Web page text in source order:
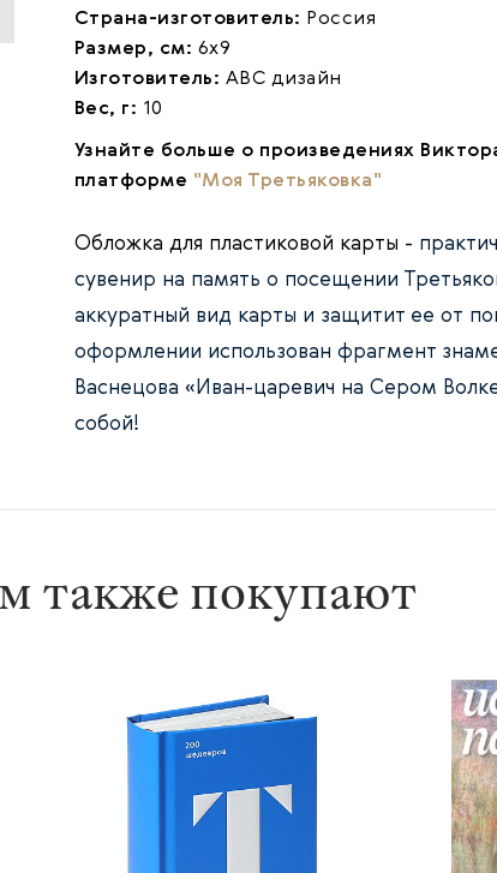
Страна-изготовитель: Россия
Размер, см: 6х9
Изготовитель: АВС дизайн
Вес, г: 10
Узнайте больше о произведениях
платформе "Моя Третьяковка"
Обложка для пластиковой карты -
сувенир на память о посещении
аккуратный вид карты и защитит ее от
оформлении использован фрагмент
Васнецова «Иван-царевич на Сером
собой!
также покупают